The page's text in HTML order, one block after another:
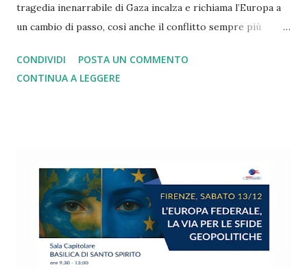
tragedia inenarrabile di Gaza incalza e richiama l’Europa a
un cambio di passo, così anche il conflitto sempre più
dazi imposti da Trump e subiti senza una reazione
adeguata. Altrettanto si può dire di tutti i nodi irrisolti
di genere, generazionali e territoriali fuori controllo. Su
tutte le sfide più drammatiche l’Unione Europea arranca e
si va via via sfaldando. Da più parti si presentano report
molto critici, come quello ben documentato di Draghi. Lo
stesso piglio critico lo ritroviamo in diversi interventi di
CONDIVIDI
POSTA UN COMMENTO
CONTINUA A LEGGERE